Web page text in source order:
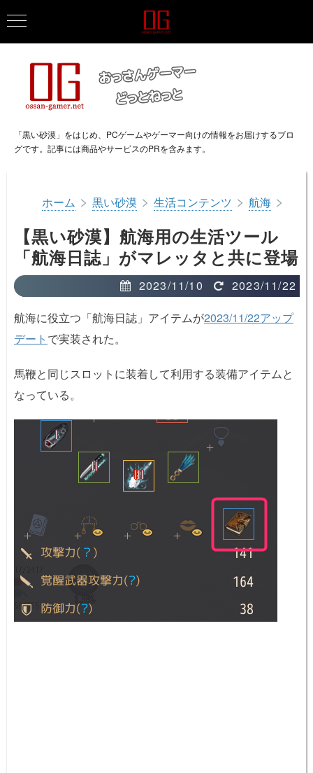
「黒い砂漠」をはじめ、PCゲームやゲーマー向けの情報をお届けするブロ
グです。記事には商品やサービスのPRを含みます。
ホーム > 黒い砂漠 > 生活コンテンツ > 航海 >
【黒い砂漠】航海用の生活ツール
「航海日誌」がマレッタと共に登場
2023/11/10
2023/11/22
航海に役立つ「航海日誌」アイテムが2023/11/22アップ
デート で実装された。
馬鞭と同じスロットに装着して利用する装備アイテムと
なっている。